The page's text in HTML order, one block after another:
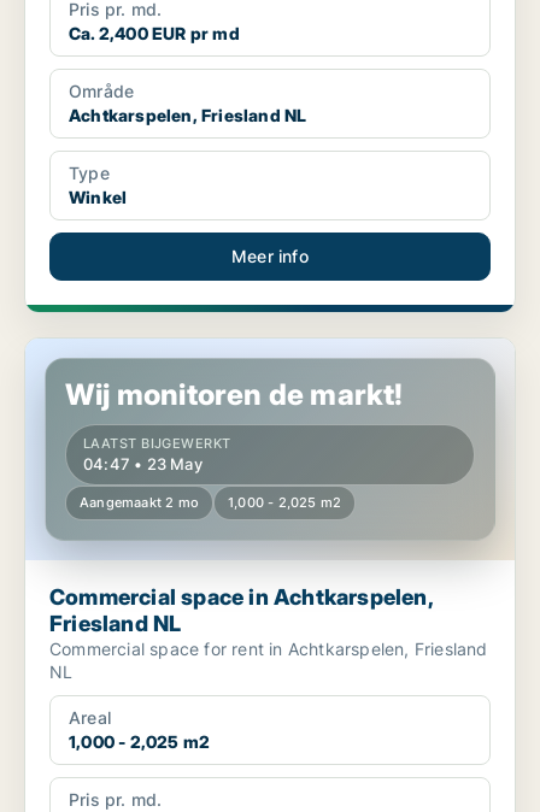
Pris pr. md.
Ca. 2,400 EUR pr md
Område
Achtkarspelen, Friesland NL
Type
Winkel
Meer info
Commercial space in Achtkarspelen, Friesland NL
Wij monitoren de markt!
LAATST BIJGEWERKT
04:47 • 23 May
Aangemaakt 2 mo 1,000 - 2,025 m2
Commercial space in Achtkarspelen,
Friesland NL
Commercial space for rent in Achtkarspelen, Friesland
NL
Areal
1,000 - 2,025 m2
Pris pr. md.